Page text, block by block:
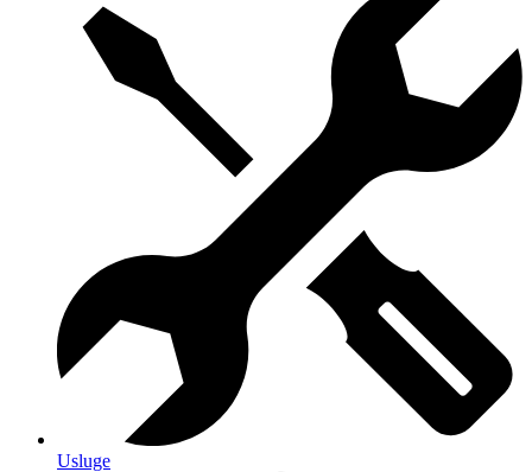
Usluge